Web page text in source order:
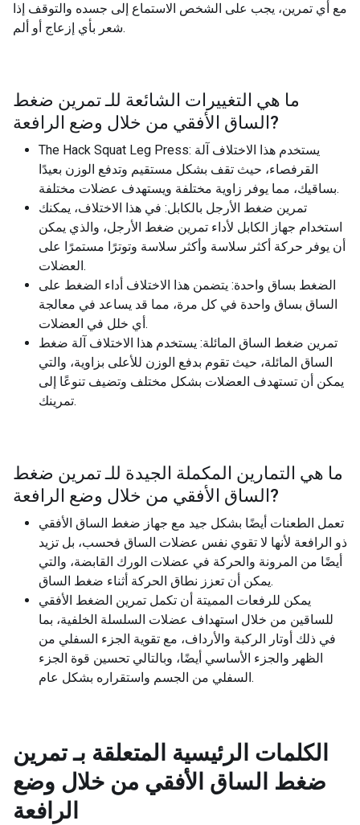
مع أي تمرين، يجب على الشخص الاستماع إلى جسده والتوقف إذا
شعر بأي إزعاج أو ألم.
ما هي التغييرات الشائعة للـ تمرين ضغط
الساق الأفقي من خلال وضع الرافعة?
The Hack Squat Leg Press: يستخدم هذا الاختلاف آلة
القرفصاء، حيث تقف بشكل مستقيم وتدفع الوزن بعيدًا
بساقيك، مما يوفر زاوية مختلفة ويستهدف عضلات مختلفة.
تمرين ضغط الأرجل بالكابل: في هذا الاختلاف، يمكنك
استخدام جهاز الكابل لأداء تمرين ضغط الأرجل، والذي يمكن
أن يوفر حركة أكثر سلاسة وأكثر سلاسة وتوترًا مستمرًا على
العضلات.
الضغط بساق واحدة: يتضمن هذا الاختلاف أداء الضغط على
الساق بساق واحدة في كل مرة، مما قد يساعد في معالجة
أي خلل في العضلات.
تمرين ضغط الساق المائلة: يستخدم هذا الاختلاف آلة ضغط
الساق المائلة، حيث تقوم بدفع الوزن للأعلى بزاوية، والتي
يمكن أن تستهدف العضلات بشكل مختلف وتضيف تنوعًا إلى
تمرينك.
ما هي التمارين المكملة الجيدة للـ تمرين ضغط
الساق الأفقي من خلال وضع الرافعة?
تعمل الطعنات أيضًا بشكل جيد مع جهاز ضغط الساق الأفقي
ذو الرافعة لأنها لا تقوي نفس عضلات الساق فحسب، بل تزيد
أيضًا من المرونة والحركة في عضلات الورك القابضة، والتي
يمكن أن تعزز نطاق الحركة أثناء ضغط الساق.
يمكن للرفعات المميتة أن تكمل تمرين الضغط الأفقي
للساقين من خلال استهداف عضلات السلسلة الخلفية، بما
في ذلك أوتار الركبة والأرداف، مع تقوية الجزء السفلي من
الظهر والجزء الأساسي أيضًا، وبالتالي تحسين قوة الجزء
السفلي من الجسم واستقراره بشكل عام.
الكلمات الرئيسية المتعلقة بـ تمرين
ضغط الساق الأفقي من خلال وضع
الرافعة